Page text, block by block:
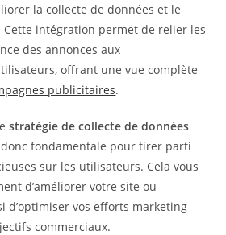
la collecte de données et le
Cette intégration permet de relier les
des annonces aux
offrant une vue complète
publicitaires.
stratégie de collecte de données
donc fondamentale pour tirer parti
sur les utilisateurs. Cela vous
d’améliorer votre site ou
d’optimiser vos efforts marketing
commerciaux.